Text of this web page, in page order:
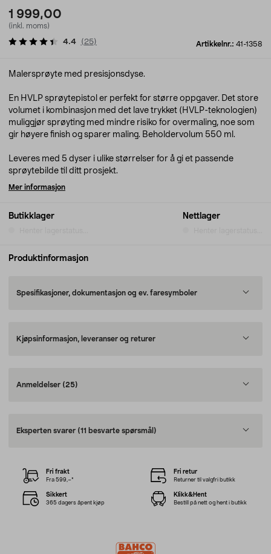
1 999,00
(inkl. moms)
Artikkelnr.: 41-1358
4.4 ( 25)
Butikklager Nettlager
Malersprøyte med presisjonsdyse.
En HVLP sprøytepistol er perfekt for større oppgaver. Det store
volumet i kombinasjon med det lave trykket (HVLP-teknologien)
muliggjør sprøyting med mindre risiko for overmaling, noe som
gir høyere finish og sparer maling. Beholdervolum 550 ml.
Leveres med 5 dyser i ulike størrelser for å gi et passende
sprøytebilde til ditt prosjekt.
Mer informasjon
Produktinformasjon
Spesifikasjoner, dokumentasjon og ev. faresymboler
Kjøpsinformasjon, leveranser og returer
Anmeldelser (25)
Eksperten svarer (11 besvarte spørsmål)
Fri frakt
Fra 599,–*
Fri retur
Returner til valgfri butikk
Sikkert
365 dagers åpent kjøp
Klikk&Hent
Bestill på nett og hent i butikk